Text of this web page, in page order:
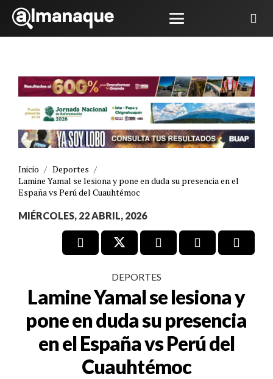
Inicio / Deportes /
Lamine Yamal se lesiona y pone en duda su presencia en el
España vs Perú del Cuauhtémoc
MIÉRCOLES, 22 ABRIL, 2026
DEPORTES
Lamine Yamal se lesiona y
pone en duda su presencia
en el España vs Perú del
Cuauhtémoc